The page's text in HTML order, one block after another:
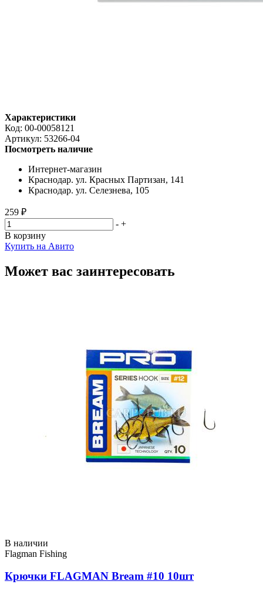
Характеристики
Код: 00-00058121
Артикул: 53266-04
Посмотреть наличие
Интернет-магазин
Краснодар. ул. Красных Партизан, 141
Краснодар. ул. Селезнева, 105
259 ₽
- +
В корзину
Купить на Авито
Может вас заинтересовать
В наличии
Flagman Fishing
Крючки FLAGMAN Bream #10 10шт